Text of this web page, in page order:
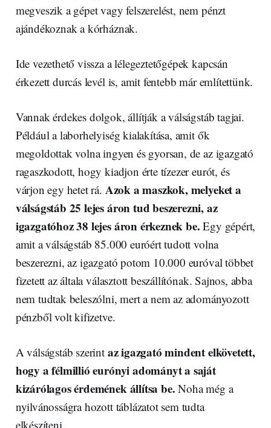
megveszik a gépet vagy felszerelést, nem pénzt
ajándékoznak a kórháznak.
Ide vezethető vissza a lélegeztetőgépek kapcsán
érkezett durcás levél is, amit fentebb már említettünk.
Vannak érdekes dolgok, állítják a válságstáb tagjai.
Például a laborhelyiség kialakítása, amit ők
megoldottak volna ingyen és gyorsan, de az igazgató
ragaszkodott, hogy kiadjon érte tízezer eurót, és
várjon egy hetet rá. Azok a maszkok, melyeket a
válságstáb 25 lejes áron tud beszerezni, az
igazgatóhoz 38 lejes áron érkeznek be. Egy gépért,
amit a válságstáb 85.000 euróért tudott volna
beszerezni, az igazgató potom 10.000 euróval többet
fizetett az általa választott beszállítónak. Sajnos, abba
nem tudtak beleszólni, mert a nem az adományozott
pénzből volt kifizetve.
A válságstáb szerint az igazgató mindent elkövetett,
hogy a félmillió eurónyi adományt a saját
kizárólagos érdemének állítsa be. Noha még a
nyilvánosságra hozott táblázatot sem tudta
elkészíteni.